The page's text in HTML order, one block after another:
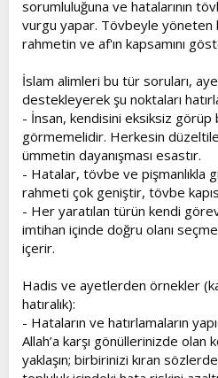
sorumluluğuna ve hatalarının
vurgu yapar. Tövbeyle yöneten
rahmetin ve af'ın kapsamını
İslam alimleri bu tür soruları,
destekleyerek şu noktaları
- İnsan, kendisini eksiksiz görüp
görmemelidir. Herkesin
ümmetin dayanışması esastır.
- Hatalar, tövbe ve pişmanlıkla
rahmeti çok geniştir, tövbe
- Her yaratılan türün kendi
imtihan içinde doğru olanı
içerir.
Hadis ve ayetlerden örnekler
hatıralık):
- Hataların ve hatırlamaların
Allah’a karşı gönüllerinizde
yaklaşın; birbirinizi kıran